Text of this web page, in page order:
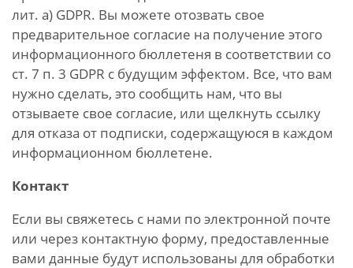
лит. а) GDPR. Вы можете отозвать свое
предварительное согласие на получение этого
информационного бюллетеня в соответствии со
ст. 7 п. 3 GDPR с будущим эффектом. Все, что вам
нужно сделать, это сообщить нам, что вы
отзываете свое согласие, или щелкнуть ссылку
для отказа от подписки, содержащуюся в каждом
информационном бюллетене.
Контакт
Если вы свяжетесь с нами по электронной почте
или через контактную форму, предоставленные
вами данные будут использованы для обработки